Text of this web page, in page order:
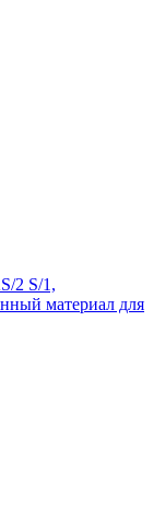
2 S/1,
материал для